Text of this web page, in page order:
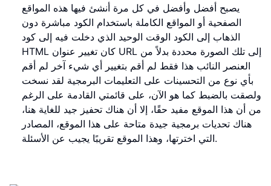
يصبح أفضل وأفضل في كل مرة أنشئ فيها هذه المواقع
الصفحية أو المواقع الكاملة باستخدام الكود مباشرة دون
الذهاب إلى الكود الوقت الوحيد الذي دخلت فيه إلى كود
HTML كان تغيير عنوان URL إلى تلك الصورة محددة بدلاً من
العنصر النائب هذا فقط لم أقم بتغيير أي شيء آخر لم أقم
بأي نوع من التحسينات على التعليمات البرمجية لقد نسخت
ولصقت بالضبط كما هو الآن، على قائمتي القادمة على الرغم
من أن هذا الموقع مفيد حقًا، إلا أن هناك تحفيز جيد للغاية هنا،
هناك تحديات برمجية جيدة متاحة على هذا الموقع، المصادر
التي اخترتها، وهذا الموقع تقريبًا يجيب عن الأسئلة.